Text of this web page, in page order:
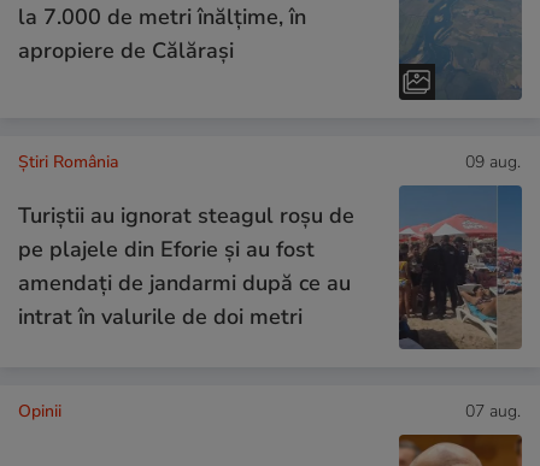
la 7.000 de metri înălțime, în
apropiere de Călărași
Știri România 09 aug.
Turiștii au ignorat steagul roşu de
pe plajele din Eforie şi au fost
amendați de jandarmi după ce au
intrat în valurile de doi metri
Opinii 07 aug.